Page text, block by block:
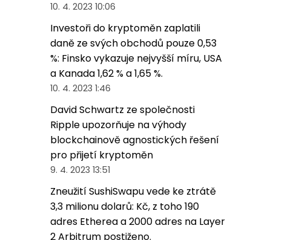
10. 4. 2023 10:06
Investoři do kryptoměn zaplatili
daně ze svých obchodů pouze 0,53
%: Finsko vykazuje nejvyšší míru, USA
a Kanada 1,62 % a 1,65 %.
10. 4. 2023 1:46
David Schwartz ze společnosti
Ripple upozorňuje na výhody
blockchainově agnostických řešení
pro přijetí kryptoměn
9. 4. 2023 13:51
Zneužití SushiSwapu vede ke ztrátě
3,3 milionu dolarů: Kč, z toho 190
adres Etherea a 2000 adres na Layer
2 Arbitrum postiženo.